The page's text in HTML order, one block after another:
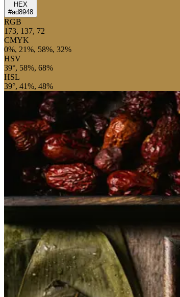
HEX
#ad8948
RGB
173, 137, 72
CMYK
0%, 21%, 58%, 32%
HSV
39°, 58%, 68%
HSL
39°, 41%, 48%